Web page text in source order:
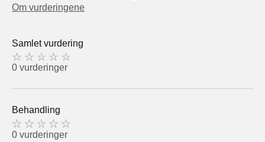
Om vurderingene
Samlet vurdering
0 vurderinger
Behandling
0 vurderinger